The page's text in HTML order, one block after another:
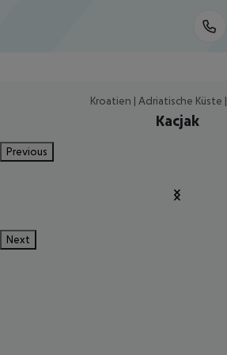
Kroatien | Adriatische Küste
Kacjak
Previous
Next